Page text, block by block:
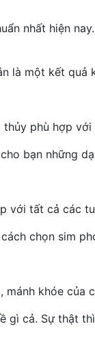
nhất hiện
là một kết quả
phù hợp với
bạn những
với tất cả các
chọn sim
khóe
gì cả. Sự thật